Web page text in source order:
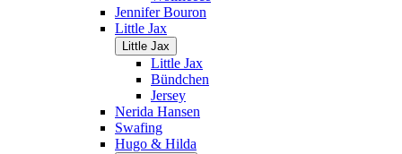
Jennifer Bouron
Little Jax
Little Jax
Little Jax
Bündchen
Jersey
Nerida Hansen
Swafing
Hugo & Hilda